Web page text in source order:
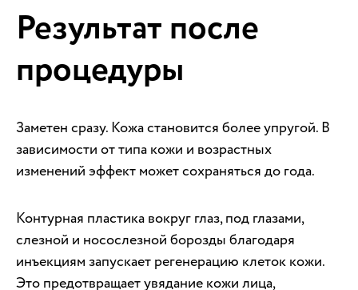
Результат после
процедуры
Заметен сразу. Кожа становится более упругой. В
зависимости от типа кожи и возрастных
изменений эффект может сохраняться до года.
Контурная пластика вокруг глаз, под глазами,
слезной и носослезной борозды благодаря
инъекциям запускает регенерацию клеток кожи.
Это предотвращает увядание кожи лица,